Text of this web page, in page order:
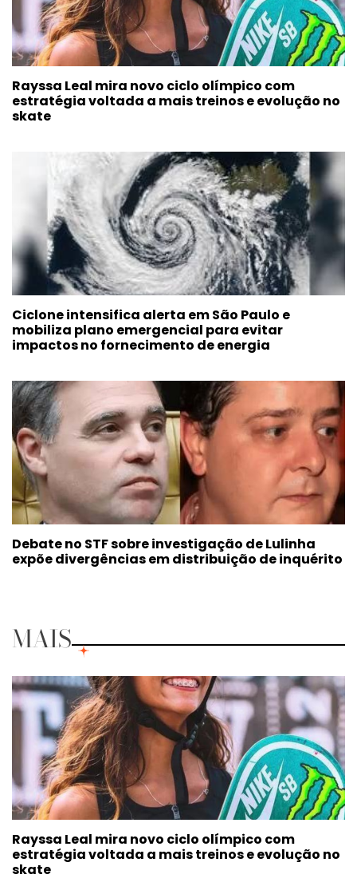
Rayssa Leal mira novo ciclo olímpico com
estratégia voltada a mais treinos e evolução no
skate
Ciclone intensifica alerta em São Paulo e
mobiliza plano emergencial para evitar
impactos no fornecimento de energia
Debate no STF sobre investigação de Lulinha
expõe divergências em distribuição de inquérito
MAIS
Rayssa Leal mira novo ciclo olímpico com
estratégia voltada a mais treinos e evolução no
skate